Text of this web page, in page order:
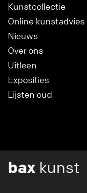
Kunstcollectie
Online kunstadvies
Nieuws
Over ons
Uitleen
Exposities
Lijsten oud
bax kunst